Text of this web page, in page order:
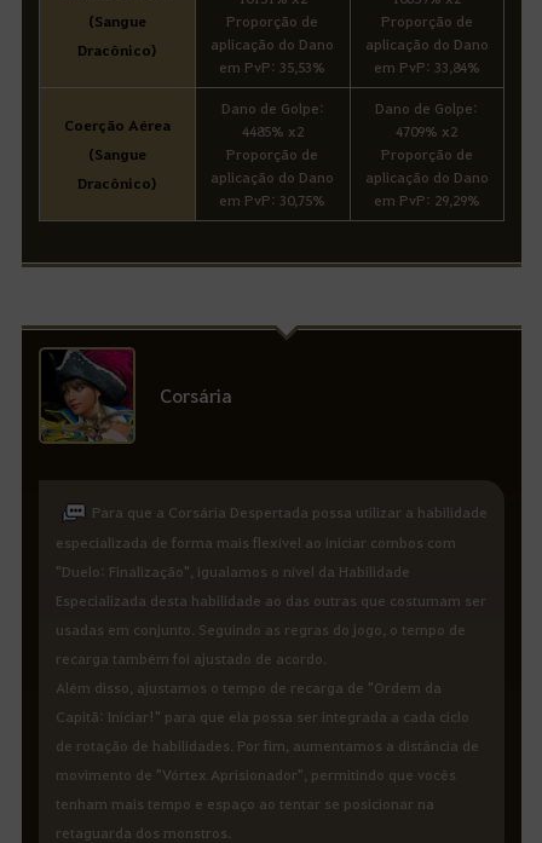
(Sangue
Dracônico)
Proporção de
aplicação do Dano
em PvP: 35,53%
Proporção de
aplicação do Dano
em PvP: 33,84%
Coerção Aérea
(Sangue
Dracônico)
Dano de Golpe:
4485% x2
Proporção de
aplicação do Dano
em PvP: 30,75%
Dano de Golpe:
4709% x2
Proporção de
aplicação do Dano
em PvP: 29,29%
Corsária
Para que a Corsária Despertada possa utilizar a habilidade
especializada de forma mais flexível ao iniciar combos com
"Duelo: Finalização", igualamos o nível da Habilidade
Especializada desta habilidade ao das outras que costumam ser
usadas em conjunto. Seguindo as regras do jogo, o tempo de
recarga também foi ajustado de acordo.
Além disso, ajustamos o tempo de recarga de "Ordem da
Capitã: Iniciar!" para que ela possa ser integrada a cada ciclo
de rotação de habilidades. Por fim, aumentamos a distância de
movimento de "Vórtex Aprisionador", permitindo que vocês
tenham mais tempo e espaço ao tentar se posicionar na
retaguarda dos monstros.